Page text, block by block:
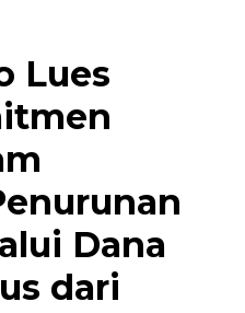
Lues
Dana
dari